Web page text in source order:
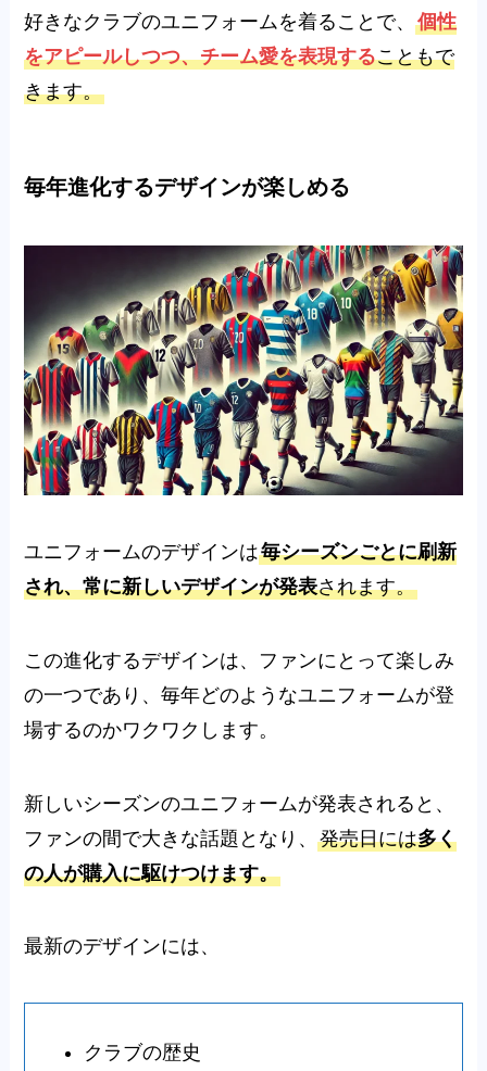
好きなクラブのユニフォームを着ることで、個性
をアピールしつつ、チーム愛を表現することもで
きます。
毎年進化するデザインが楽しめる
ユニフォームのデザインは毎シーズンごとに刷新
され、常に新しいデザインが発表されます。
この進化するデザインは、ファンにとって楽しみ
の一つであり、毎年どのようなユニフォームが登
場するのかワクワクします。
新しいシーズンのユニフォームが発表されると、
ファンの間で大きな話題となり、発売日には多く
の人が購入に駆けつけます。
最新のデザインには、
クラブの歴史